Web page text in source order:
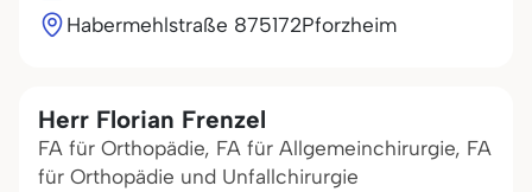
Habermehlstraße 875172Pforzheim
Herr Florian Frenzel
FA für Orthopädie, FA für Allgemeinchirurgie, FA
für Orthopädie und Unfallchirurgie